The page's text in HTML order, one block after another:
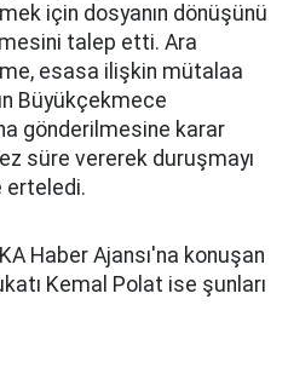
için dosyanın dönüşünü
talep etti. Ara
esasa ilişkin mütalaa
Büyükçekmece
gönderilmesine karar
süre vererek duruşmayı
erteledi.
Haber Ajansı'na konuşan
Kemal Polat ise şunları